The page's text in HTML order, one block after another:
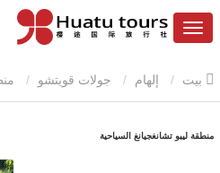
إلهام جولات قويتشو
منطقة ليبو تشانغجيانغ السياحية